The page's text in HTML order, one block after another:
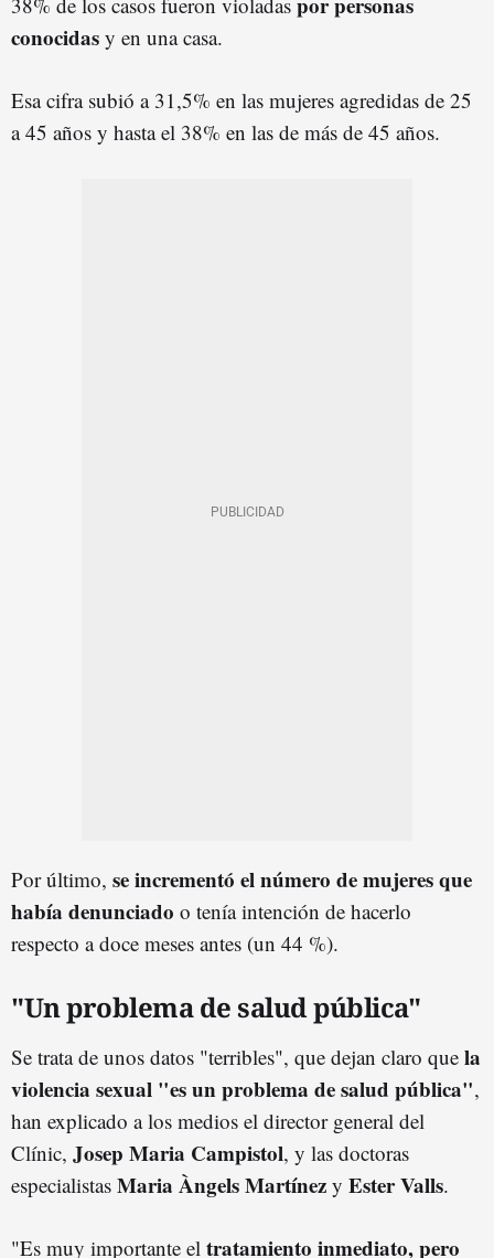
conocidas y en una casa.
Esa cifra subió a 31,5% en las mujeres agredidas de 25
a 45 años y hasta el 38% en las de más de 45 años.
Por último, se incrementó el número de mujeres que
había denunciado o tenía intención de hacerlo
respecto a doce meses antes (un 44 %).
"Un problema de salud pública"
Se trata de unos datos "terribles", que dejan claro que la
violencia sexual "es un problema de salud pública",
han explicado a los medios el director general del
Clínic, Josep Maria Campistol, y las doctoras
especialistas Maria Àngels Martínez y Ester Valls.
"Es muy importante el tratamiento inmediato, pero